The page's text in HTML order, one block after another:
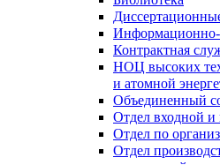
Контрактная
НОЦ высоких
и атомной
Объединенный
Отдел входной
Отдел по
Отдел